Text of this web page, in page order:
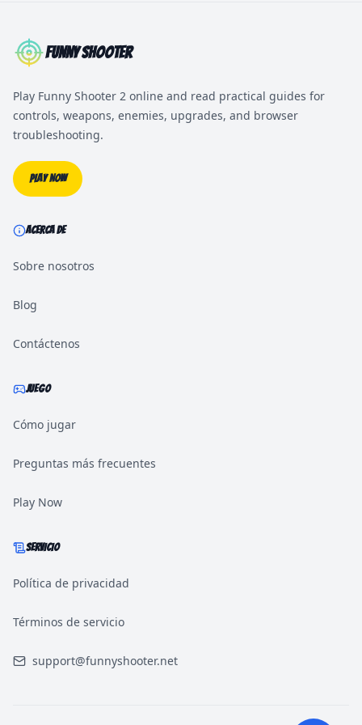
Funny Shooter
Play Funny Shooter 2 online and read practical guides for
controls, weapons, enemies, upgrades, and browser
troubleshooting.
Play Now
ACERCA DE
Sobre nosotros
Blog
Contáctenos
JUEGO
Cómo jugar
Preguntas más frecuentes
Play Now
SERVICIO
Política de privacidad
Términos de servicio
support@funnyshooter.net